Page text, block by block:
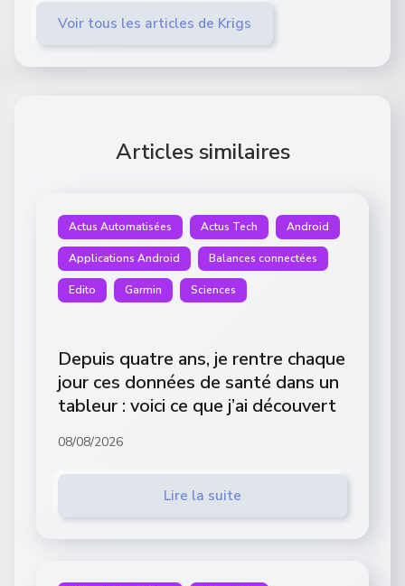
Voir tous les articles de Krigs
Articles similaires
Actus Automatisées Actus Tech Android
Applications Android Balances connectées
Edito Garmin Sciences
Depuis quatre ans, je rentre chaque
jour ces données de santé dans un
tableur : voici ce que j’ai découvert
08/08/2026
Lire la suite